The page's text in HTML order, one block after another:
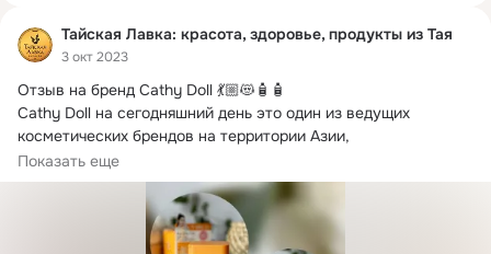
Тайская Лавка: красота, здоровье, продукты из Тая
3 окт 2023
Отзыв на бренд Cathy Doll 💃🏼😻🧴🧴
Cathy Doll на сегодняшний день это один из ведущих
косметических брендов на территории Азии,
предлагающий...
Показать еще